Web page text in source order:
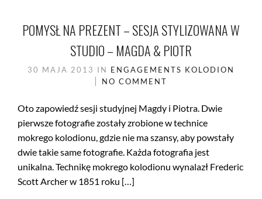
POMYSŁ NA PREZENT – SESJA STYLIZOWANA W
STUDIO – MAGDA & PIOTR
30 MAJA 2013 IN ENGAGEMENTS KOLODION
NO COMMENT
Oto zapowiedź sesji studyjnej Magdy i Piotra. Dwie
pierwsze fotografie zostały zrobione w technice
mokrego kolodionu, gdzie nie ma szansy, aby powstały
dwie takie same fotografie. Każda fotografia jest
unikalna. Technikę mokrego kolodionu wynalazł Frederic
Scott Archer w 1851 roku […]